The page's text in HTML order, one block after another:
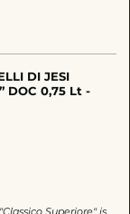
DI JESI
DOC 0,75 Lt -
Superiore" is